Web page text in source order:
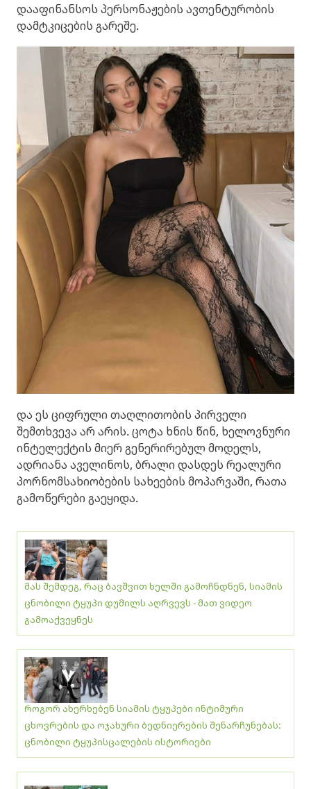
დააფინანსოს პერსონაჟების ავთენტურობის
დამტკიცების გარეშე.
და ეს ციფრული თაღლითობის პირველი
შემთხვევა არ არის. ცოტა ხნის წინ, ხელოვნური
ინტელექტის მიერ გენერირებულ მოდელს,
ადრიანა აველინოს, ბრალი დასდეს რეალური
პორნომსახიობების სახეების მოპარვაში, რათა
გამოწერები გაეყიდა.
მას შემდეგ, რაც ბავშვით ხელში გამოჩნდნენ, სიამის
ცნობილი ტყუპი დუმილს აღრვევს - მათ ვიდეო
გამოაქვეყნეს
როგორ ახერხებენ სიამის ტყუპები ინტიმური
ცხოვრების და ოჯახური ბედნიერების შენარჩუნებას:
ცნობილი ტყუპისცალების ისტორიები